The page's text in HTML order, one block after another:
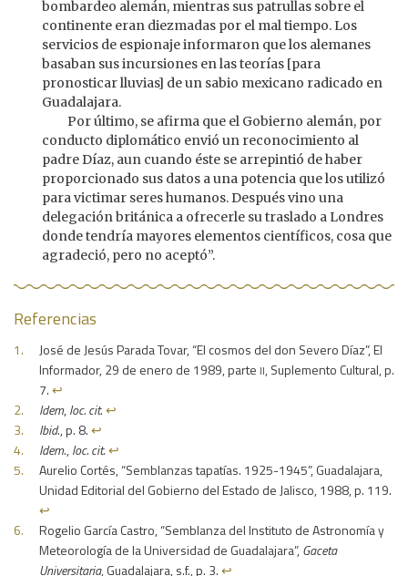
bombardeo alemán, mientras sus patrullas sobre el
continente eran diezmadas por el mal tiempo. Los
servicios de espionaje informaron que los alemanes
basaban sus incursiones en las teorías [para
pronosticar lluvias] de un sabio mexicano radicado en
Guadalajara.
Por último, se afirma que el Gobierno alemán, por
conducto diplomático envió un reconocimiento al
padre Díaz, aun cuando éste se arrepintió de haber
proporcionado sus datos a una potencia que los utilizó
para victimar seres humanos. Después vino una
delegación británica a ofrecerle su traslado a Londres
donde tendría mayores elementos científicos, cosa que
agradeció, pero no aceptó”.
Referencias
José de Jesús Parada Tovar, “El cosmos del don Severo Díaz”, El
Informador, 29 de enero de 1989, parte ii, Suplemento Cultural, p.
7.↩︎
Idem,loc. cit.↩︎
Ibid., p. 8.↩︎
Idem.,loc. cit.↩︎
Aurelio Cortés, “Semblanzas tapatías. 1925-1945”, Guadalajara,
Unidad Editorial del Gobierno del Estado de Jalisco, 1988, p. 119.
↩︎
Rogelio García Castro, “Semblanza del Instituto de Astronomía y
Meteorología de la Universidad de Guadalajara”,Gaceta
Universitaria, Guadalajara, s.f., p. 3.↩︎